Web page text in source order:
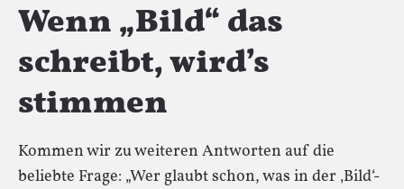
Wenn „Bild“ das
schreibt, wird’s
stimmen
Kommen wir zu weiteren Antworten auf die
beliebte Frage: „Wer glaubt schon, was in der ‚Bild‘-